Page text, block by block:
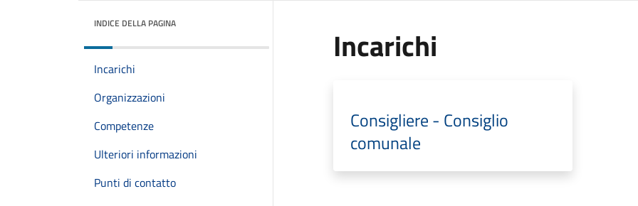
INDICE DELLA PAGINA
Incarichi
Organizzazioni
Competenze
Ulteriori informazioni
Punti di contatto
Incarichi
Consigliere - Consiglio
comunale